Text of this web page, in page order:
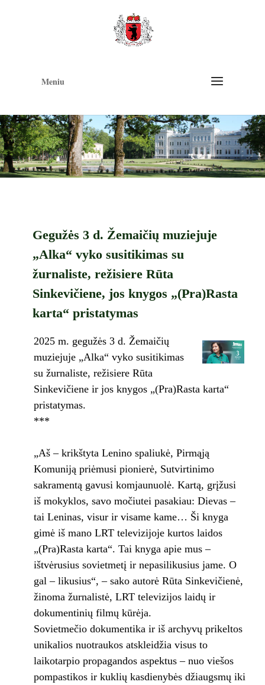
Meniu
Gegužės 3 d. Žemaičių muziejuje
„Alka“ vyko susitikimas su
žurnaliste, režisiere Rūta
Sinkevičiene, jos knygos „(Pra)Rasta
karta“ pristatymas
2025 m. gegužės 3 d. Žemaičių
muziejuje „Alka“ vyko susitikimas
su žurnaliste, režisiere Rūta
Sinkevičiene ir jos knygos „(Pra)Rasta karta“
pristatymas.
***
„Aš – krikštyta Lenino spaliukė, Pirmąją
Komuniją priėmusi pionierė, Sutvirtinimo
sakramentą gavusi komjaunuolė. Kartą, grįžusi
iš mokyklos, savo močiutei pasakiau: Dievas –
tai Leninas, visur ir visame kame… Ši knyga
gimė iš mano LRT televizijoje kurtos laidos
„(Pra)Rasta karta“. Tai knyga apie mus –
ištvėrusius sovietmetį ir nepasilikusius jame. O
gal – likusius“, – sako autorė Rūta Sinkevičienė,
žinoma žurnalistė, LRT televizijos laidų ir
dokumentinių filmų kūrėja.
Sovietmečio dokumentika ir iš archyvų prikeltos
unikalios nuotraukos atskleidžia visus to
laikotarpio propagandos aspektus – nuo viešos
pompastikos ir kuklių kasdienybės džiaugsmų iki